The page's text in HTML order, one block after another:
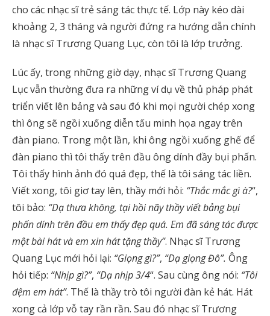
cho các nhạc sĩ trẻ sáng tác thực tế. Lớp này kéo dài
khoảng 2, 3 tháng và người đứng ra hướng dẫn chính
là nhạc sĩ Trương Quang Lục, còn tôi là lớp trưởng.
Lúc ấy, trong những giờ dạy, nhạc sĩ Trương Quang
Lục vẫn thường đưa ra những ví dụ về thủ pháp phát
triển viết lên bảng và sau đó khi mọi người chép xong
thì ông sẽ ngồi xuống diễn tấu minh họa ngay trên
đàn piano. Trong một lần, khi ông ngồi xuống ghế để
đàn piano thì tôi thấy trên đầu ông dính đầy bụi phấn.
Tôi thấy hình ảnh đó quá đẹp, thế là tôi sáng tác liền.
Viết xong, tôi giơ tay lên, thầy mới hỏi: “Thắc mắc gì à?“,
tôi bảo: “Dạ thưa không, tại hồi nãy thầy viết bảng bụi
phấn dính trên đầu em thấy đẹp quá. Em đã sáng tác được
một bài hát và em xin hát tặng thầy”. Nhạc sĩ Trương
Quang Lục mới hỏi lại: “Giọng gì?”, “Dạ giọng Đô”. Ông
hỏi tiếp: “Nhịp gì?”, “Dạ nhịp 3/4“. Sau cùng ông nói: “Tôi
đệm em hát”. Thế là thầy trò tôi người đàn kẻ hát. Hát
xong cả lớp vỗ tay rần rần. Sau đó nhạc sĩ Trương